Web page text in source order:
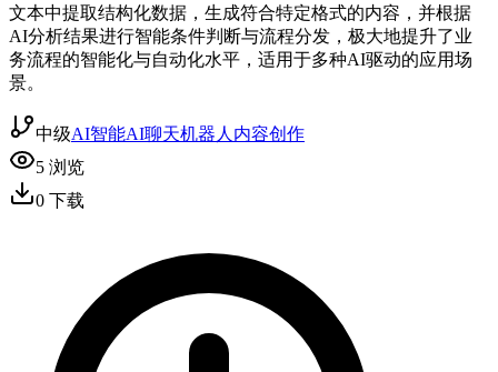
文本中提取结构化数据，生成符合特定格式的内容，并根据
AI分析结果进行智能条件判断与流程分发，极大地提升了业
务流程的智能化与自动化水平，适用于多种AI驱动的应用场
景。
中级AI智能AI聊天机器人 内容创作
5 浏览
0 下载